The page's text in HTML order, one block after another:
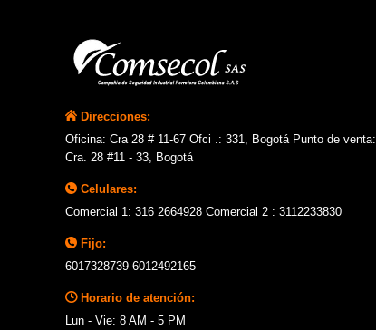
Direcciones:
Oficina: Cra 28 # 11-67 Ofci .: 331, Bogotá Punto de venta:
Cra. 28 #11 - 33, Bogotá
Celulares:
Comercial 1: 316 2664928 Comercial 2 : 3112233830
Fijo:
6017328739 6012492165
Horario de atención:
Lun - Vie: 8 AM - 5 PM